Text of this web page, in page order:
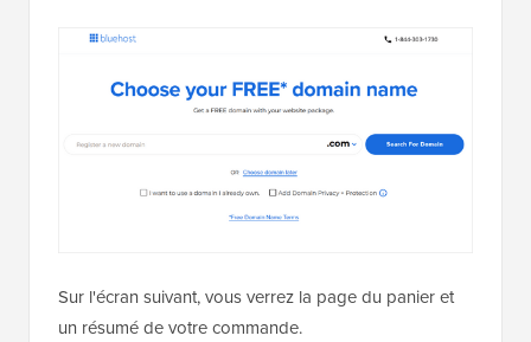
Sur l'écran suivant, vous verrez la page du panier et
un résumé de votre commande.